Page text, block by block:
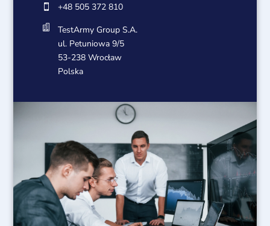
 +48 505 372 810

TestArmy Group S.A.
ul. Petuniowa 9/5
53-238 Wrocław
Polska